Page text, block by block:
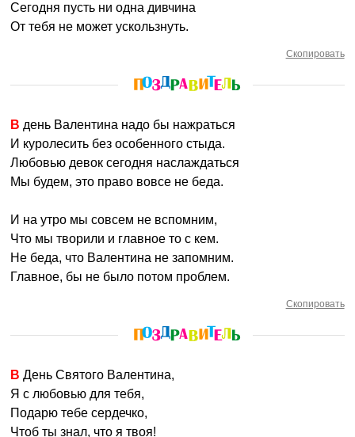
Сегодня пусть ни одна дивчина
От тебя не может ускользнуть.
Скопировать
В день Валентина надо бы нажраться
И куролесить без особенного стыда.
Любовью девок сегодня наслаждаться
Мы будем, это право вовсе не беда.
И на утро мы совсем не вспомним,
Что мы творили и главное то с кем.
Не беда, что Валентина не запомним.
Главное, бы не было потом проблем.
Скопировать
В День Святого Валентина,
Я с любовью для тебя,
Подарю тебе сердечко,
Чтоб ты знал, что я твоя!